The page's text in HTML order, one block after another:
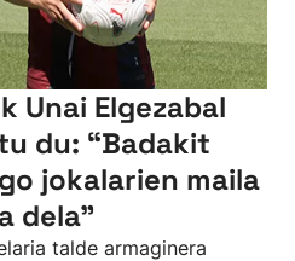
Unai Elgezabal
du: “Badakit
jokalarien maila
dela”
talde armaginera